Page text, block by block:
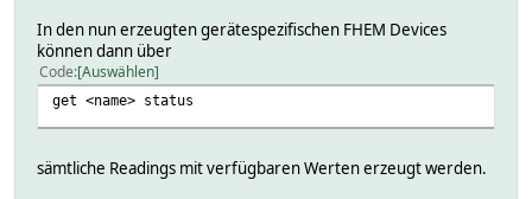
In den nun erzeugten gerätespezifischen FHEM Devices
können dann über
Code Auswählen
get <name> status
sämtliche Readings mit verfügbaren Werten erzeugt werden.